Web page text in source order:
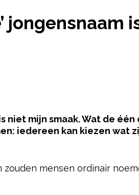
niet mijn smaak. Wat de
iedereen kan kiezen wat
zouden mensen ordinair